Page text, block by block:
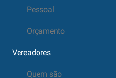
Pessoal
Orçamento
Vereadores
Quem são